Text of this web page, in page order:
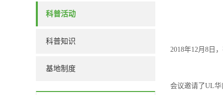
科普活动
科普知识
基地制度
2018年12月8日
会议邀请了UL